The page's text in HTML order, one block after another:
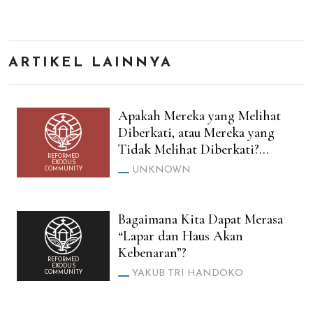
ARTIKEL LAINNYA
REFORMED
EXODUS
COMMUNITY
Apakah Mereka yang Melihat
Diberkati, atau Mereka yang
Tidak Melihat Diberkati?
(Luk. 10:23 vs Yoh. 20:29)
UNKNOWN
REFORMED
EXODUS
COMMUNITY
Bagaimana Kita Dapat Merasa
“Lapar dan Haus Akan
Kebenaran”?
YAKUB TRI HANDOKO